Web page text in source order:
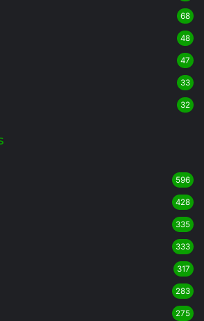
68
48
47
33
32
596
428
335
333
317
283
275